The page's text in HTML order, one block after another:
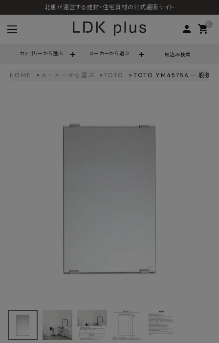
北恵が運営する建材・住宅資材の公式通販サイト
person 0
shopping_cart
カテゴリーから選ぶ メーカーから選ぶ 絞込み検索
06-6121-9302
鏡 角形 450×750
14,234円
FAX注文はこちらから
HOME メーカーから選ぶ TOTO TOTO YM4575A 一般鏡